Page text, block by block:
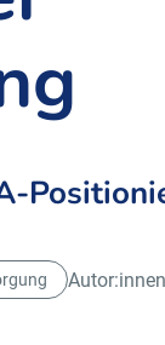
Autor:innen